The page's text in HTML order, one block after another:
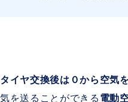
タイヤ交換後は０から空気
気を送ることができる 電動